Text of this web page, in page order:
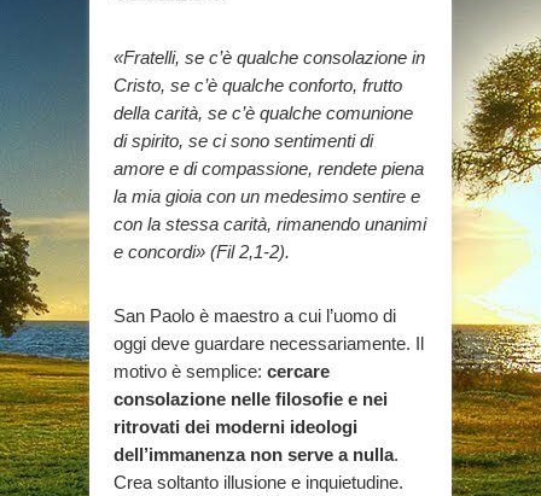
«Fratelli, se c’è qualche consolazione in
Cristo, se c’è qualche conforto, frutto
della carità, se c’è qualche comunione
di spirito, se ci sono sentimenti di
amore e di compassione, rendete piena
la mia gioia con un medesimo sentire e
con la stessa carità, rimanendo unanimi
e concordi» (Fil 2,1-2).
San Paolo è maestro a cui l’uomo di
oggi deve guardare necessariamente. Il
motivo è semplice: cercare
consolazione nelle filosofie e nei
ritrovati dei moderni ideologi
dell’immanenza non serve a nulla.
Crea soltanto illusione e inquietudine.